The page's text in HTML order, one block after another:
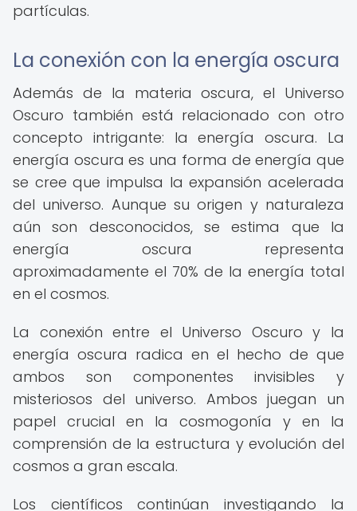
partículas.
La conexión con la energía oscura
Además de la materia oscura, el Universo
Oscuro también está relacionado con otro
concepto intrigante: la energía oscura. La
energía oscura es una forma de energía que
se cree que impulsa la expansión acelerada
del universo. Aunque su origen y naturaleza
aún son desconocidos, se estima que la
energía oscura representa
aproximadamente el 70% de la energía total
en el cosmos.
La conexión entre el Universo Oscuro y la
energía oscura radica en el hecho de que
ambos son componentes invisibles y
misteriosos del universo. Ambos juegan un
papel crucial en la cosmogonía y en la
comprensión de la estructura y evolución del
cosmos a gran escala.
Los científicos continúan investigando la